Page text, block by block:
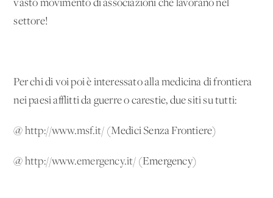
vasto movimento di associazioni che lavorano nel
settore!
Per chi di voi poi è interessato alla medicina di frontiera
nei paesi afflitti da guerre o carestie, due siti su tutti:
@ http://www.msf.it/ (Medici Senza Frontiere)
@ http://www.emergency.it/ (Emergency)